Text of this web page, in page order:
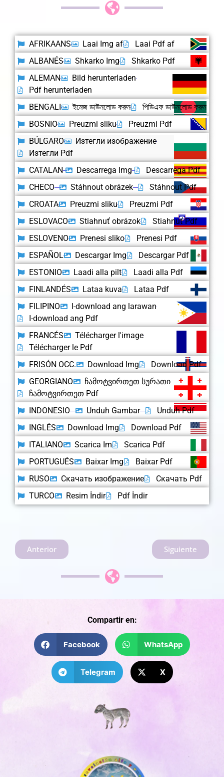
AFRIKAANS Laai Img af
Laai Pdf af
ALBANÉS
Shkarko Img
Shkarko Pdf
ALEMAN
Bild herunterladen
Pdf herunterladen
BENGALI
ইমেজ ডাউনলোড করুন
পিডিএফ ডাউনলোড করুন
BOSNIO
Preuzmi sliku
Preuzmi Pdf
BÚLGARO
Изтегли изображение
Изтегли Pdf
CATALAN
Descarrega Img
Descarrega Pdf
CHECO
Stáhnout obrázek
Stáhnout Pdf
CROATA
Preuzmi sliku
Preuzmi Pdf
ESLOVACO
Stiahnuť obrázok
Stiahnuť Pdf
ESLOVENO
Prenesi sliko
Prenesi Pdf
ESPAÑOL
Descargar Img
Descargar Pdf
ESTONIO
Laadi alla pilt
Laadi alla Pdf
FINLANDÉS
Lataa kuva
Lataa Pdf
FILIPINO
I-download ang larawan
I-download ang Pdf
FRANCÉS
Télécharger l'image
Télécharger le Pdf
FRISÓN OCC.
Download Img
Download Pdf
GEORGIANO
ჩამოტვირთეთ სურათი
ჩამოტვირთეთ Pdf
INDONESIO
Unduh Gambar
Unduh Pdf
INGLÉS
Download Img
Download Pdf
ITALIANO
Scarica Im
Scarica Pdf
PORTUGUÉS
Baixar Img
Baixar Pdf
RUSO
Скачать изображение
Скачать Pdf
TURCO
Resim İndir Pdf İndir
Anterior Siguiente
Compartir en:
Facebook WhatsApp
Telegram X